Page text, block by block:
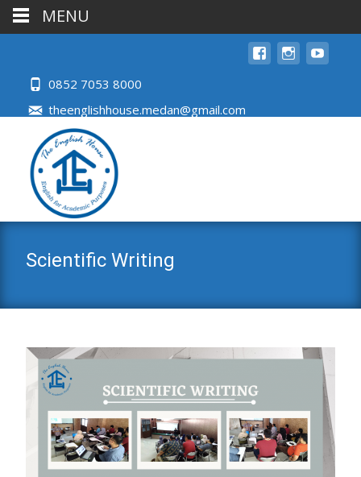
0852 7053 8000
theenglishhouse.medan@gmail.com
Scientific Writing
MENU